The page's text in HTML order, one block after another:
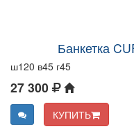
Банкетка
ш120 в45 г45
27 300
КУПИТЬ